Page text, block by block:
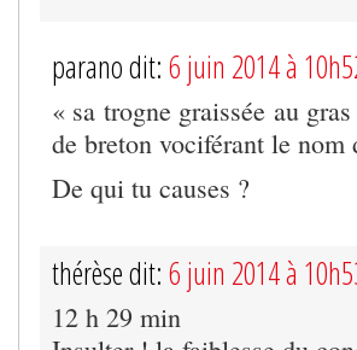
parano dit: 6 juin 2014 à
« sa trogne graissée au
de breton vociférant le nom
De qui tu causes ?
thérèse dit: 6 juin 2014 à
12 h 29 min